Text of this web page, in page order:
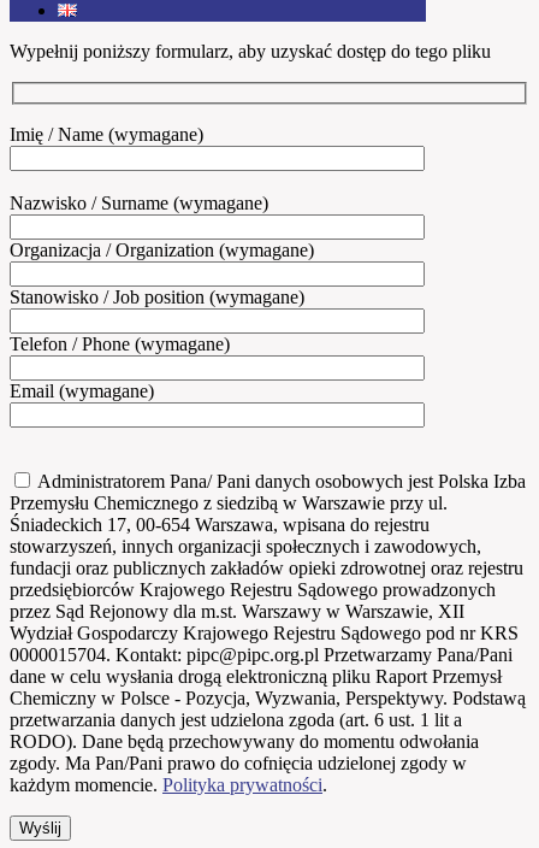
Wypełnij poniższy formularz, aby uzyskać dostęp do tego pliku
Imię / Name (wymagane)
Nazwisko / Surname (wymagane)
Organizacja / Organization (wymagane)
Stanowisko / Job position (wymagane)
Telefon / Phone (wymagane)
Email (wymagane)
Administratorem Pana/ Pani danych osobowych jest Polska Izba
Przemysłu Chemicznego z siedzibą w Warszawie przy ul.
Śniadeckich 17, 00-654 Warszawa, wpisana do rejestru
stowarzyszeń, innych organizacji społecznych i zawodowych,
fundacji oraz publicznych zakładów opieki zdrowotnej oraz rejestru
przedsiębiorców Krajowego Rejestru Sądowego prowadzonych
przez Sąd Rejonowy dla m.st. Warszawy w Warszawie, XII
Wydział Gospodarczy Krajowego Rejestru Sądowego pod nr KRS
0000015704. Kontakt: pipc@pipc.org.pl Przetwarzamy Pana/Pani
dane w celu wysłania drogą elektroniczną pliku Raport Przemysł
Chemiczny w Polsce - Pozycja, Wyzwania, Perspektywy. Podstawą
przetwarzania danych jest udzielona zgoda (art. 6 ust. 1 lit a
RODO). Dane będą przechowywany do momentu odwołania
zgody. Ma Pan/Pani prawo do cofnięcia udzielonej zgody w
każdym momencie. Polityka prywatności.